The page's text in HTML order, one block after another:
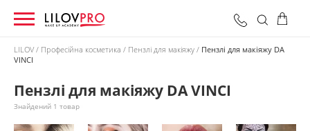
LILOV Професійна косметика Пензлі для макіяжу
Пензлі для макіяжу DA
VINCI
Пензлі для макіяжу DA VINCI
Знайдений 1 товар